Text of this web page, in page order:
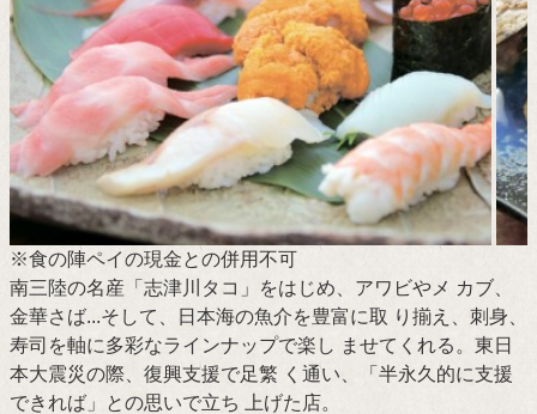
※食の陣ペイの現金との併用不可
南三陸の名産「志津川タコ」をはじめ、アワビやメ カブ、
金華さば...そして、日本海の魚介を豊富に取 り揃え、刺身、
寿司を軸に多彩なラインナップで楽し ませてくれる。東日
本大震災の際、復興支援で足繁 く通い、「半永久的に支援
できれば」との思いで立ち 上げた店。